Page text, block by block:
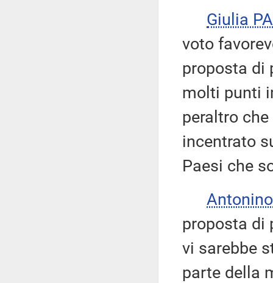
Giulia
voto
proposta di
molti punti
peraltro
incentrato
Paesi che
proposta di
vi sarebbe
parte della